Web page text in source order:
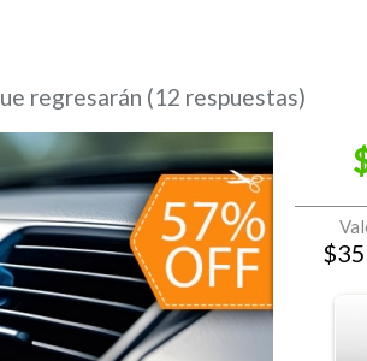
regresarán (12 respuestas)
$